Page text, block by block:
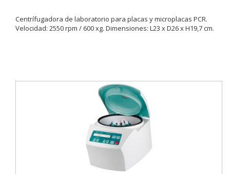
Centrífugadora de laboratorio para placas y microplacas PCR.
Velocidad: 2550 rpm / 600 xg. Dimensiones: L23 x D26 x H19,7 cm.